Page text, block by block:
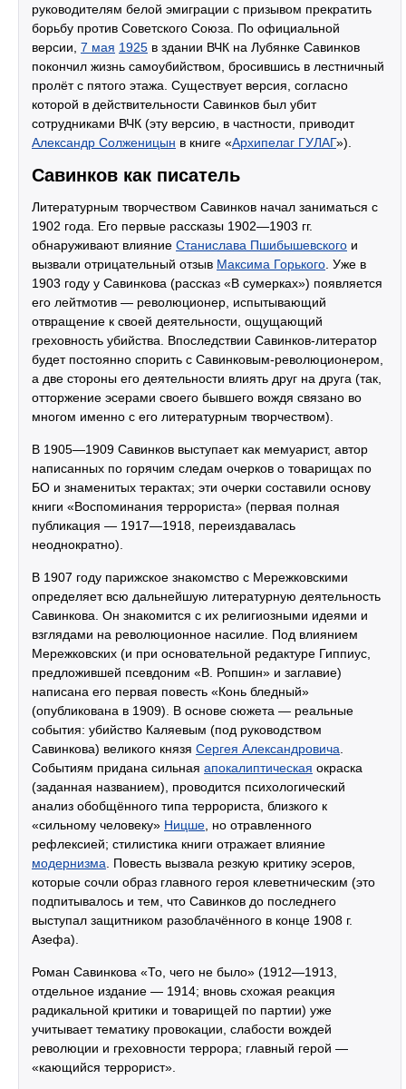
руководителям белой эмиграции с призывом прекратить
борьбу против Советского Союза. По официальной
версии, 7 мая 1925 в здании ВЧК на Лубянке Савинков
покончил жизнь самоубийством, бросившись в лестничный
пролёт с пятого этажа. Существует версия, согласно
которой в действительности Савинков был убит
сотрудниками ВЧК (эту версию, в частности, приводит
Александр Солженицын в книге «Архипелаг ГУЛАГ»).
Савинков как писатель
Литературным творчеством Савинков начал заниматься с
1902 года. Его первые рассказы 1902—1903 гг.
обнаруживают влияние Станислава Пшибышевского и
вызвали отрицательный отзыв Максима Горького . Уже в
1903 году у Савинкова (рассказ «В сумерках») появляется
его лейтмотив — революционер, испытывающий
отвращение к своей деятельности, ощущающий
греховность убийства. Впоследствии Савинков-литератор
будет постоянно спорить с Савинковым-революционером,
а две стороны его деятельности влиять друг на друга (так,
отторжение эсерами своего бывшего вождя связано во
многом именно с его литературным творчеством).
В 1905—1909 Савинков выступает как мемуарист, автор
написанных по горячим следам очерков о товарищах по
БО и знаменитых терактах; эти очерки составили основу
книги «Воспоминания террориста» (первая полная
публикация — 1917—1918, переиздавалась
неоднократно).
В 1907 году парижское знакомство с Мережковскими
определяет всю дальнейшую литературную деятельность
Савинкова. Он знакомится с их религиозными идеями и
взглядами на революционное насилие. Под влиянием
Мережковских (и при основательной редактуре Гиппиус,
предложившей псевдоним «В. Ропшин» и заглавие)
написана его первая повесть «Конь бледный»
(опубликована в 1909). В основе сюжета — реальные
события: убийство Каляевым (под руководством
Савинкова) великого князя Сергея Александровича
Событиям придана сильная апокалиптическая окраска
(заданная названием), проводится психологический
анализ обобщённого типа террориста, близкого к
«сильному человеку» Ницше , но отравленного
рефлексией; стилистика книги отражает влияние
модернизма . Повесть вызвала резкую критику эсеров,
которые сочли образ главного героя клеветническим (это
подпитывалось и тем, что Савинков до последнего
выступал защитником разоблачённого в конце 1908 г.
Азефа).
Роман Савинкова «То, чего не было» (1912—1913,
отдельное издание — 1914; вновь схожая реакция
радикальной критики и товарищей по партии) уже
учитывает тематику провокации, слабости вождей
революции и греховности террора; главный герой —
«кающийся террорист».